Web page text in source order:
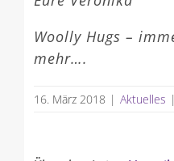
Woolly Hugs –
mehr….
16. März 2018 | Aktuelles |